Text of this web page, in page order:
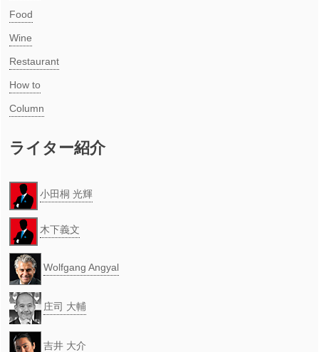
Food
Wine
Restaurant
How to
Column
ライター紹介
小田桐 光輝
木下義文
Wolfgang Angyal
庄司 大輔
吉井 大介